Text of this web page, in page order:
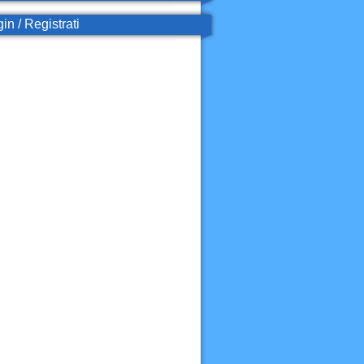
/ Registrati